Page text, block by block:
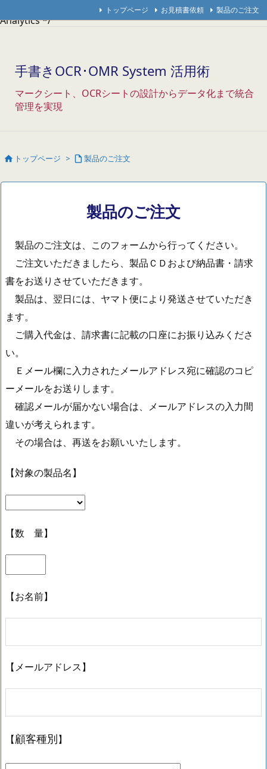
/* Googleアナリティクス *//* アクセス解析研究所 *//* THK
Analytics */
トップページ お見積書依頼 製品のご注文
手書きOCR･OMR System 活用術
マークシート、OCRシートの設計からデータ化まで統合
管理を実現
 トップページ >  製品のご注文
製品のご注文
製品のご注文は、このフォームから行ってください。
ご注文いただきましたら、製品ＣＤおよび納品書・請求
書をお送りさせていただきます。
製品は、翌日には、ヤマト便により発送させていただき
ます。
ご購入代金は、請求書に記載の口座にお振り込みくださ
い。
Ｅメール欄に入力されたメールアドレス宛に確認のコピ
ーメールをお送りします。
確認メールが届かない場合は、メールアドレスの入力間
違いが考えられます。
その場合は、再送をお願いいたします。
【対象の製品名】
【数 量】
【お名前】
【メールアドレス】
【顧客種別 】